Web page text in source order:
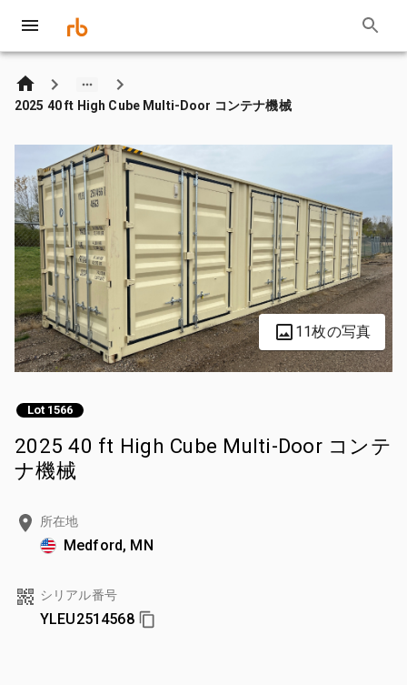
2025 40 ft High Cube Multi-Door コンテナ機械
11枚の写真
Lot 1566
2025 40 ft High Cube Multi-Door コンテ
ナ機械
所在地
Medford, MN
シリアル番号
YLEU2514568